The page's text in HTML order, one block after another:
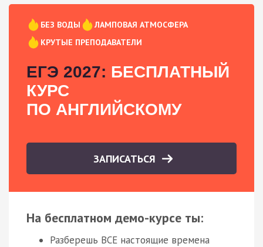
БЕЗ ВОДЫ
ЛАМПОВАЯ АТМОСФЕРА
КРУТЫЕ ПРЕПОДАВАТЕЛИ
ЕГЭ 2027: БЕСПЛАТНЫЙ
КУРС
ПО АНГЛИЙСКОМУ
ЗАПИСАТЬСЯ
На бесплатном демо-курсе ты:
Разберешь ВСЕ настоящие времена